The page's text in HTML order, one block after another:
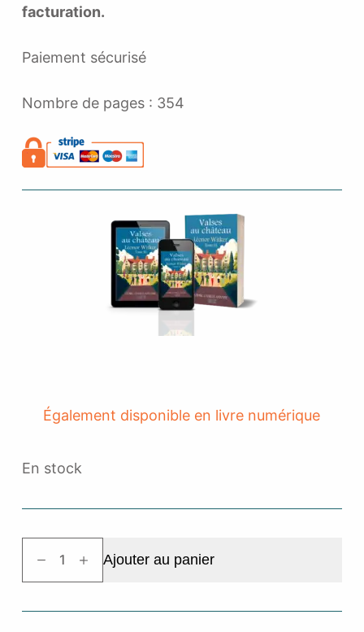
facturation.
Paiement sécurisé
Nombre de pages : 354
Également disponible en livre numérique
En stock
Valses
Ajouter au panier